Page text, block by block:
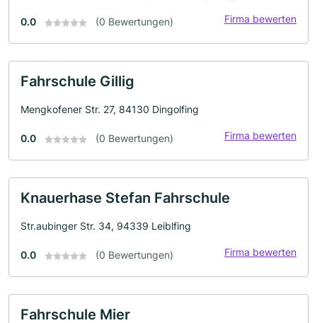
0.0 (0 Bewertungen) Firma bewerten
Fahrschule Gillig
Mengkofener Str. 27, 84130 Dingolfing
0.0 (0 Bewertungen) Firma bewerten
Knauerhase Stefan Fahrschule
Str.aubinger Str. 34, 94339 Leiblfing
0.0 (0 Bewertungen) Firma bewerten
Fahrschule Mier